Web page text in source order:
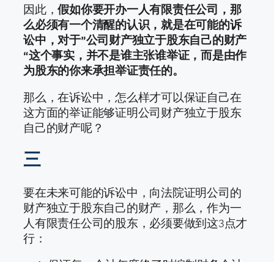
因此，假如你要开办一人有限责任公司，那
么必须有一个清醒的认识，就是在可能的诉
讼中，对于”公司财产独立于股东自己的财产
“这个事实，并不是谁主张谁举证，而是由作
为股东的你来承担举证责任的。
那么，在诉讼中，怎么样才可以保证自己在
这方面的举证能够证明公司财产独立于股东
自己的财产呢？
三
要在未来可能的诉讼中，向法院证明公司的
财产独立于股东自己的财产，那么，作为一
人有限责任公司的股东，必须要做到这3点才
行：